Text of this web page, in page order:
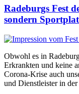
Radeburgs Fest
sondern
Obwohl es in
Erkrankten und keine
Corona-Krise auch
und Dienstleister in